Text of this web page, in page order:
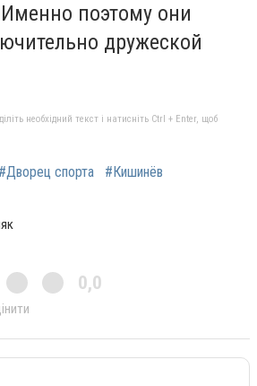
поэтому они
дружеской
необхідний текст і натисніть Ctrl + Enter, щоб
#Дворец спорта #Кишинёв
0,0